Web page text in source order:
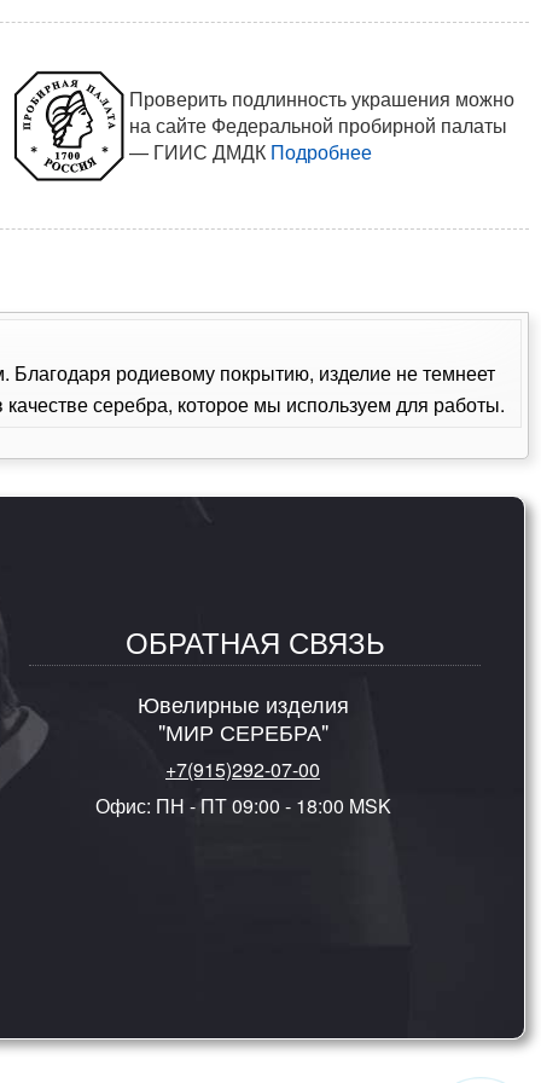
Проверить подлинность украшения можно
на сайте Федеральной пробирной палаты
— ГИИС ДМДК Подробнее
Благодаря родиевому покрытию, изделие не темнеет
серебра, которое мы используем для работы.
ОБРАТНАЯ СВЯЗЬ
Ювелирные изделия
"МИР СЕРЕБРА"
+7(915)292-07-00
Офис: ПН - ПТ 09:00 - 18:00 MSK